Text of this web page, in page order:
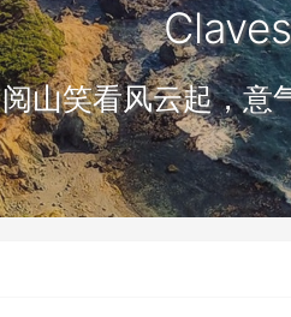
Claves
阅山笑看风云起，意